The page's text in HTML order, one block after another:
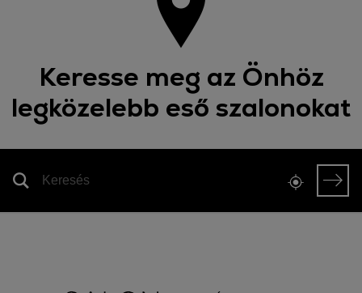
Keresse meg az Önhöz
legközelebb eső szalonokat